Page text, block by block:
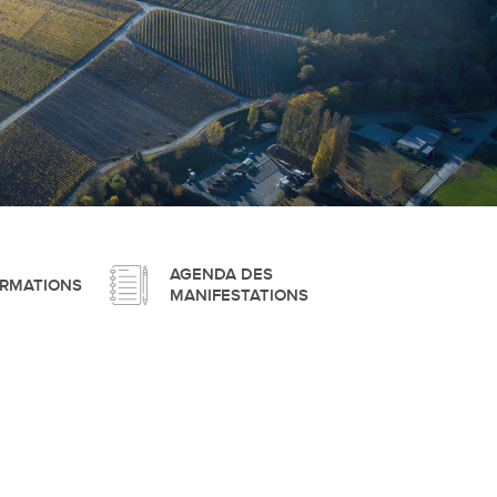
AGENDA DES
MANIFESTATIONS